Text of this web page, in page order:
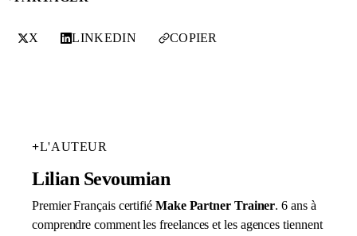
X LINKEDIN COPIER
+L'AUTEUR
Lilian Sevoumian
Premier Français certifié Make Partner Trainer. 6 ans à
comprendre comment les freelances et les agences tiennent